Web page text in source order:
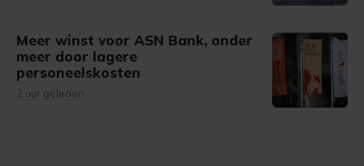
Meer winst voor ASN Bank, onder
meer door lagere
personeelskosten
2 uur geleden